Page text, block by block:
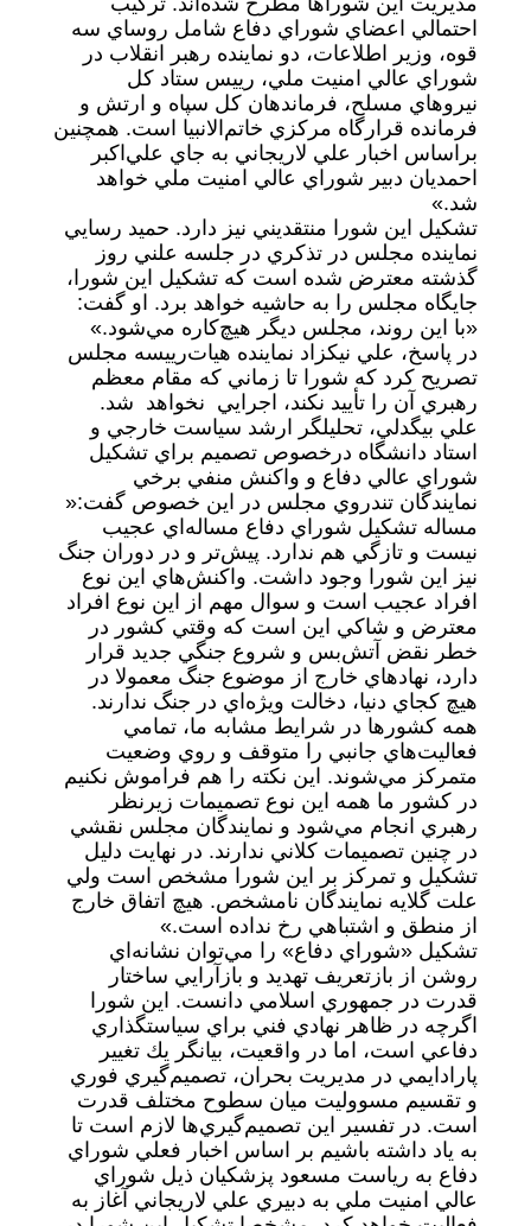
احتمالي اعضاي شوراي دفاع شامل روساي سه
قوه، وزير اطلاعات، دو نماينده رهبر انقلاب در
شوراي عالي امنيت ملي، رييس ستاد كل
نيروهاي مسلح، فرماندهان كل سپاه و ارتش و
فرمانده قرارگاه مركزي خاتم‌الانبيا است. همچنين
براساس اخبار علي لاريجاني به جاي علي‌اكبر
احمديان دبير شوراي عالي امنيت ملي خواهد
شد.»
تشكيل اين شورا منتقديني نيز دارد. حميد رسايي
نماينده مجلس در تذكري در جلسه علني روز
گذشته معترض شده است كه تشكيل اين شورا،
جايگاه مجلس را به حاشيه خواهد برد. او گفت:
«با اين روند، مجلس ديگر هيچ‌كاره مي‌شود.»
در پاسخ، علي نيكزاد نماينده هيات‌رييسه مجلس
تصريح كرد كه شورا تا زماني كه مقام معظم
رهبري آن را تأييد نكند، اجرايي نخواهد شد.
علي بيگدلي، تحليلگر ارشد سياست خارجي و
استاد دانشگاه درخصوص تصميم براي تشكيل
شوراي عالي دفاع و واكنش منفي برخي
نمايندگان تندروي مجلس در اين خصوص گفت:«
مساله تشكيل شوراي دفاع مساله‌اي عجيب
نيست و تازگي هم ندارد. پيش‌تر و در دوران جنگ
نيز اين شورا وجود داشت. واكنش‌هاي اين نوع
افراد عجيب است و سوال مهم از اين نوع افراد
معترض و شاكي اين است كه وقتي كشور در
خطر نقض آتش‌بس و شروع جنگي جديد قرار
دارد، نهادهاي خارج از موضوع جنگ معمولا در
هيچ كجاي دنيا، دخالت ويژه‌اي در جنگ ندارند.
همه كشورها در شرايط مشابه ما، تمامي
فعاليت‌هاي جانبي را متوقف و روي وضعيت
متمركز مي‌شوند. اين نكته را هم فراموش نكنيم
در كشور ما همه اين نوع تصميمات زيرنظر
رهبري انجام مي‌شود و نمايندگان مجلس نقشي
در چنين تصميمات كلاني ندارند. در نهايت دليل
تشكيل و تمركز بر اين شورا مشخص است ولي
علت گلايه نمايندگان نامشخص. هيچ اتفاق خارج
از منطق و اشتباهي رخ نداده است.»
تشكيل «شوراي دفاع» را مي‌توان نشانه‌اي
روشن از بازتعريف تهديد و بازآرايي ساختار
قدرت در جمهوري اسلامي دانست. اين شورا
اگرچه در ظاهر نهادي فني براي سياستگذاري
دفاعي است، اما در واقعيت، بيانگر يك تغيير
پارادايمي در مديريت بحران، تصميم‌گيري فوري
و تقسيم مسووليت ميان سطوح مختلف قدرت
است. در تفسير اين تصميم‌گيري‌ها لازم است تا
به ياد داشته باشيم بر اساس اخبار فعلي شوراي
دفاع به رياست مسعود پزشكيان ذيل شوراي
عالي امنيت ملي به دبيري علي لاريجاني آغاز به